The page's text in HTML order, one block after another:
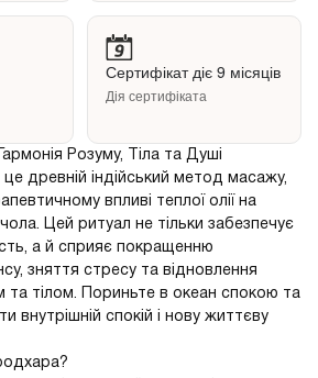
Сертифікат діє 9 місяців
Дія сертифіката
Розуму, Тіла та Душі
древній індійський метод масажу,
впливі теплої олії на
Цей ритуал не тільки забезпечує
а й сприяє покращенню
зняття стресу та відновлення
та тілом. Пориньте в океан спокою та
внутрішній спокій і нову життєву